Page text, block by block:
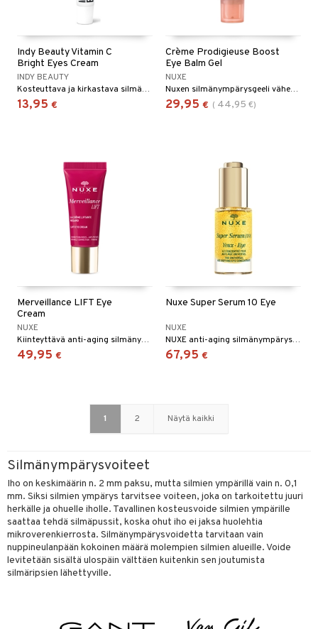
Indy Beauty Vitamin C
Bright Eyes Cream
INDY BEAUTY
Kosteuttava ja kirkastava silmänympärysvoide C-vitamiinilla Indy Beauty -tuotemerkiltä
13,95 €
Crème Prodigieuse Boost
Eye Balm Gel
NUXE
Nuxen silmänympärysgeeli vähentää turvotusta ja tummuutta silmien ympärillä
29,95 € ( 44,95 €)
Merveillance LIFT Eye
Cream
NUXE
Kiinteyttävä anti-aging silmänympärysvoide, joka vähentää turvotusta ja tummuutta silmien alla
49,95 €
Nuxe Super Serum 10 Eye
NUXE
NUXE anti-aging silmänympärysseerumi
67,95 €
1 2 Näytä kaikki
Silmänympärysvoiteet
Iho on keskimäärin n. 2 mm paksu, mutta silmien ympärillä vain n. 0,1
mm. Siksi silmien ympärys tarvitsee voiteen, joka on tarkoitettu juuri
herkälle ja ohuelle iholle. Tavallinen kosteusvoide silmien ympärille
saattaa tehdä silmäpussit, koska ohut iho ei jaksa huolehtia
mikroverenkierrosta. Silmänympärysvoidetta tarvitaan vain
nuppineulanpään kokoinen määrä molempien silmien alueille. Voide
levitetään sisältä ulospäin välttäen kuitenkin sen joutumista
silmäripsien lähettyville.